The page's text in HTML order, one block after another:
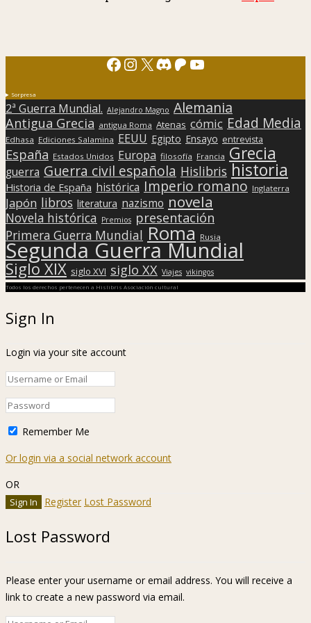
Facebook
Instagram
X Discord
Patreon
YouTube
Sorpresa
2ª Guerra Mundial. Alejandro Magno Alemania
Antigua Grecia antigua Roma Atenas cómic Edad Media
Edhasa Ediciones Salamina EEUU Egipto Ensayo entrevista
España Estados Unidos Europa filosofía Francia Grecia
guerra Guerra civil española Hislibris historia
Historia de España histórica Imperio romano Inglaterra
Japón libros literatura nazismo novela
Novela histórica Premios presentación
Primera Guerra Mundial Roma Rusia
Segunda Guerra Mundial
Siglo XIX siglo XVI siglo XX Viajes vikingos
Todos los derechos pertenecen a Hislibris Asociación cultural
Sign In
Login via your site account
Remember Me
Or login via a social network account
OR
Register Lost Password
Lost Password
Please enter your username or email address. You will receive a
link to create a new password via email.